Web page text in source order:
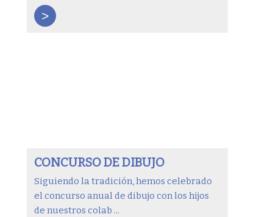
>
CONCURSO DE DIBUJO
Siguiendo la tradición, hemos celebrado
el concurso anual de dibujo con los hijos
de nuestros colab ...